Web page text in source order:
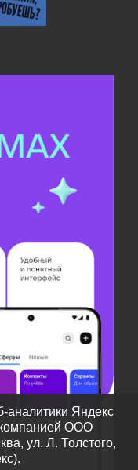
аналитики Яндекс
ООО
ул. Л. Толстого,